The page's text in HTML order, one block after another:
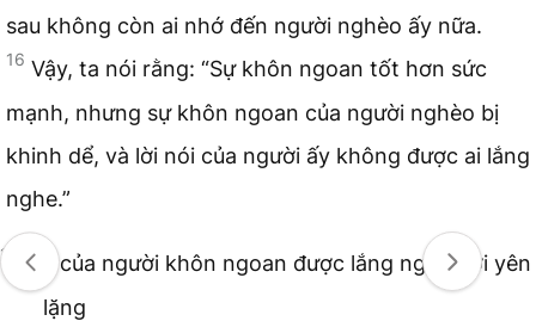
sau không còn ai nhớ đến người nghèo ấy nữa.
16 Vậy, ta nói rằng: “Sự khôn ngoan tốt hơn sức
mạnh, nhưng sự khôn ngoan của người nghèo bị
khinh dể, và lời nói của người ấy không được ai lắng
nghe.”
17
Lời của người khôn ngoan được lắng nghe nơi yên
lặng